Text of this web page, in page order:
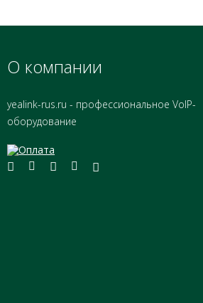
О компании
yealink-rus.ru - профессиональное VoIP-
оборудование